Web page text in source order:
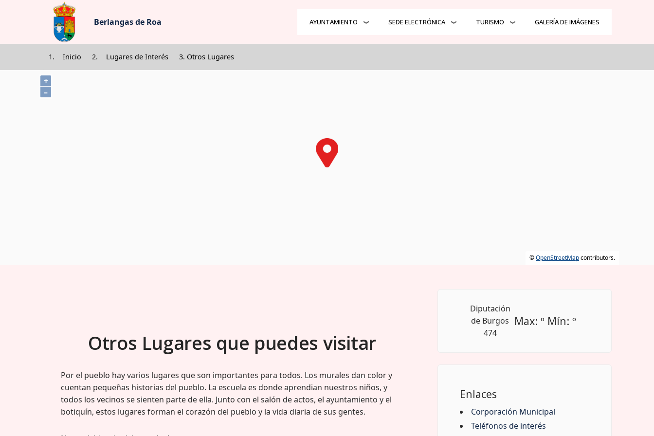
Pasar al contenido principal
Berlangas de Roa AYUNTAMIENTO SEDE ELECTRÓNICA TURISMO GALERÍA DE IMÁGENES
Inicio Lugares de Interés Otros Lugares
+
–
©OpenStreetMapcontributors.
Max: º Mín: º
Enlaces
Corporación Municipal
Teléfonos de interés
Otros Lugares que puedes visitar
Por el pueblo hay varios lugares que son importantes para todos. Los murales dan color y
cuentan pequeñas historias del pueblo. La escuela es donde aprendian nuestros niños, y
todos los vecinos se sienten parte de ella. Junto con el salón de actos, el ayuntamiento y el
botiquín, estos lugares forman el corazón del pueblo y la vida diaria de sus gentes.